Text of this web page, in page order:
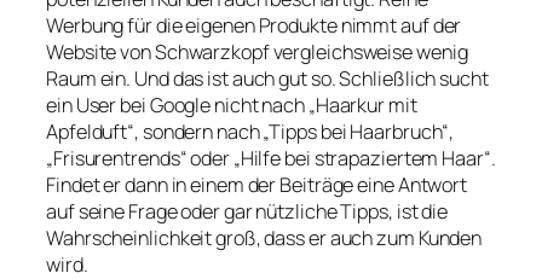
Werbung für die eigenen Produkte nimmt auf der
Website von Schwarzkopf vergleichsweise wenig
Raum ein. Und das ist auch gut so. Schließlich sucht
ein User bei Google nicht nach „Haarkur mit
Apfelduft“, sondern nach „Tipps bei Haarbruch“,
„Frisurentrends“ oder „Hilfe bei strapaziertem Haar“.
Findet er dann in einem der Beiträge eine Antwort
auf seine Frage oder gar nützliche Tipps, ist die
Wahrscheinlichkeit groß, dass er auch zum Kunden
wird.